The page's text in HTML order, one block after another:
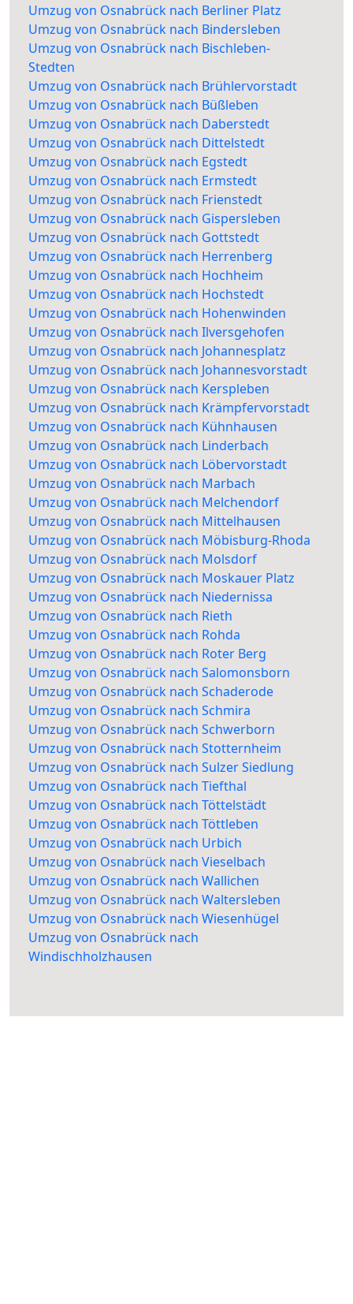
Umzug von Osnabrück nach Berliner Platz
Umzug von Osnabrück nach Bindersleben
Umzug von Osnabrück nach Bischleben-
Stedten
Umzug von Osnabrück nach Brühlervorstadt
Umzug von Osnabrück nach Büßleben
Umzug von Osnabrück nach Daberstedt
Umzug von Osnabrück nach Dittelstedt
Umzug von Osnabrück nach Egstedt
Umzug von Osnabrück nach Ermstedt
Umzug von Osnabrück nach Frienstedt
Umzug von Osnabrück nach Gispersleben
Umzug von Osnabrück nach Gottstedt
Umzug von Osnabrück nach Herrenberg
Umzug von Osnabrück nach Hochheim
Umzug von Osnabrück nach Hochstedt
Umzug von Osnabrück nach Hohenwinden
Umzug von Osnabrück nach Ilversgehofen
Umzug von Osnabrück nach Johannesplatz
Umzug von Osnabrück nach Johannesvorstadt
Umzug von Osnabrück nach Kerspleben
Umzug von Osnabrück nach Krämpfervorstadt
Umzug von Osnabrück nach Kühnhausen
Umzug von Osnabrück nach Linderbach
Umzug von Osnabrück nach Löbervorstadt
Umzug von Osnabrück nach Marbach
Umzug von Osnabrück nach Melchendorf
Umzug von Osnabrück nach Mittelhausen
Umzug von Osnabrück nach Möbisburg-Rhoda
Umzug von Osnabrück nach Molsdorf
Umzug von Osnabrück nach Moskauer Platz
Umzug von Osnabrück nach Niedernissa
Umzug von Osnabrück nach Rieth
Umzug von Osnabrück nach Rohda
Umzug von Osnabrück nach Roter Berg
Umzug von Osnabrück nach Salomonsborn
Umzug von Osnabrück nach Schaderode
Umzug von Osnabrück nach Schmira
Umzug von Osnabrück nach Schwerborn
Umzug von Osnabrück nach Stotternheim
Umzug von Osnabrück nach Sulzer Siedlung
Umzug von Osnabrück nach Tiefthal
Umzug von Osnabrück nach Töttelstädt
Umzug von Osnabrück nach Töttleben
Umzug von Osnabrück nach Urbich
Umzug von Osnabrück nach Vieselbach
Umzug von Osnabrück nach Wallichen
Umzug von Osnabrück nach Waltersleben
Umzug von Osnabrück nach Wiesenhügel
Umzug von Osnabrück nach
Windischholzhausen